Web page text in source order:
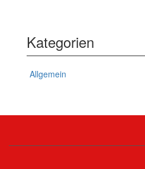
Kategorien
Allgemein